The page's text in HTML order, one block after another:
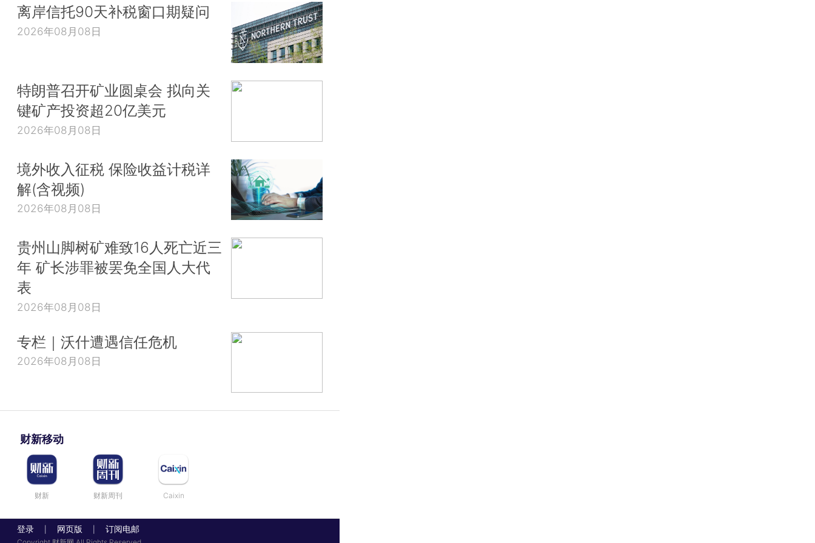
离岸信托90天补税窗口期疑问
2026年08月08日
特朗普召开矿业圆桌会 拟向关
键矿产投资超20亿美元
2026年08月08日
境外收入征税 保险收益计税详
解(含视频)
2026年08月08日
贵州山脚树矿难致16人死亡近三
年 矿长涉罪被罢免全国人大代
表
2026年08月08日
专栏｜沃什遭遇信任危机
2026年08月08日
财新移动
财新 财新周刊 Caixin
登录 网页版 订阅电邮